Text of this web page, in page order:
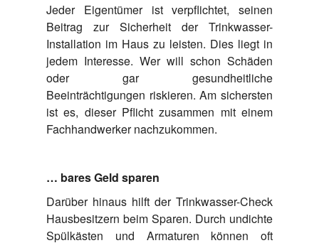
Jeder Eigentümer ist verpflichtet, seinen
Beitrag zur Sicherheit der Trinkwasser-
Installation im Haus zu leisten. Dies liegt in
jedem Interesse. Wer will schon Schäden
oder gar gesundheitliche
Beeinträchtigungen riskieren. Am sichersten
ist es, dieser Pflicht zusammen mit einem
Fachhandwerker nachzukommen.
… bares Geld sparen
Darüber hinaus hilft der Trinkwasser-Check
Hausbesitzern beim Sparen. Durch undichte
Spülkästen und Armaturen können oft